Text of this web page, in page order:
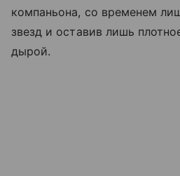
компаньона, со временем
звезд и оставив лишь
дырой.